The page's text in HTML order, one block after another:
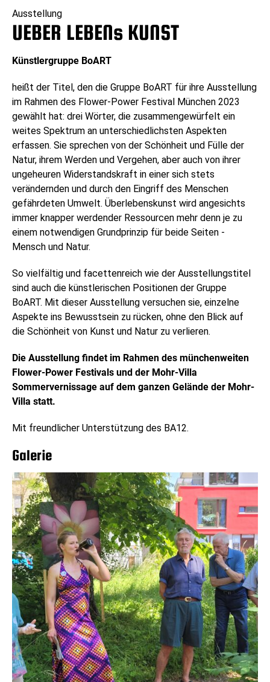
Ausstellung
UEBER LEBENs KUNST
Künstlergruppe BoART
heißt der Titel, den die Gruppe BoART für ihre Ausstellung
im Rahmen des Flower-Power Festival München 2023
gewählt hat: drei Wörter, die zusammengewürfelt ein
weites Spektrum an unterschiedlichsten Aspekten
erfassen. Sie sprechen von der Schönheit und Fülle der
Natur, ihrem Werden und Vergehen, aber auch von ihrer
ungeheuren Widerstandskraft in einer sich stets
verändernden und durch den Eingriff des Menschen
gefährdeten Umwelt. Überlebenskunst wird angesichts
immer knapper werdender Ressourcen mehr denn je zu
einem notwendigen Grundprinzip für beide Seiten -
Mensch und Natur.
So vielfältig und facettenreich wie der Ausstellungstitel
sind auch die künstlerischen Positionen der Gruppe
BoART. Mit dieser Ausstellung versuchen sie, einzelne
Aspekte ins Bewusstsein zu rücken, ohne den Blick auf
die Schönheit von Kunst und Natur zu verlieren.
Die Ausstellung findet im Rahmen des münchenweiten
Flower-Power Festivals und der Mohr-Villa
Sommervernissage auf dem ganzen Gelände der Mohr-
Villa statt.
Mit freundlicher Unterstützung des BA12.
Galerie